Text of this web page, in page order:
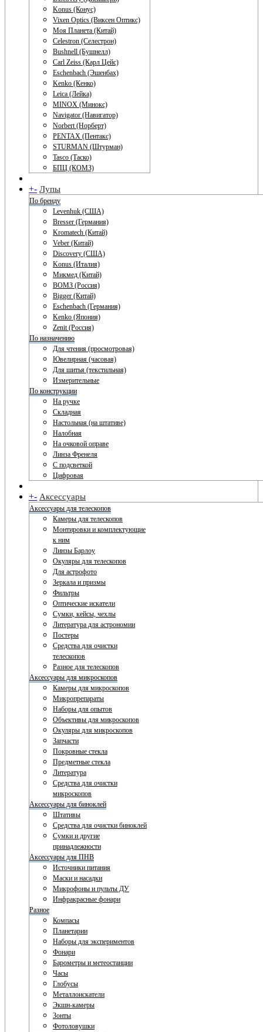
Konus (Конус)
Vixen Optics (Виксен Оптикс)
Моя Планета (Китай)
Celestron (Селестрон)
Bushnell (Бушнелл)
Carl Zeiss (Карл Цейс)
Eschenbach (Эшенбах)
Kenko (Кенко)
Leica (Лейка)
MINOX (Минокс)
Navigator (Навигатор)
Norbert (Норберт)
PENTAX (Пентакс)
STURMAN (Штурман)
Tasco (Таско)
БПЦ (КОМЗ)
+- Лупы
По бренду
Levenhuk (США)
Bresser (Германия)
Kromatech (Китай)
Veber (Китай)
Discovery (США)
Konus (Италия)
Микмед (Китай)
ВОМЗ (Россия)
Bigger (Китай)
Eschenbach (Германия)
Kenko (Япония)
Zenit (Россия)
По назначению
Для чтения (просмотровая)
Ювелирная (часовая)
Для шитья (текстильная)
Измерительные
По конструкции
На ручке
Складная
Настольная (на штативе)
Налобная
На очковой оправе
Линза Френеля
С подсветкой
Цифровая
+- Аксессуары
Аксессуары для телескопов
Камеры для телескопов
Монтировки и комплектующие
к ним
Линзы Барлоу
Окуляры для телескопов
Для астрофото
Зеркала и призмы
Фильтры
Оптические искатели
Сумки, кейсы, чехлы
Литература для астрономии
Постеры
Средства для очистки
телескопов
Разное для телескопов
Аксессуары для микроскопов
Камеры для микроскопов
Микропрепараты
Наборы для опытов
Объективы для микроскопов
Окуляры для микроскопов
Запчасти
Покровные стекла
Предметные стекла
Литература
Средства для очистки
микроскопов
Аксессуары для биноклей
Штативы
Средства для очистки биноклей
Сумки и другие
принадлежности
Аксессуары для ПНВ
Источники питания
Маски и насадки
Микрофоны и пульты ДУ
Инфракрасные фонари
Разное
Компасы
Планетарии
Наборы для экспериментов
Фонари
Барометры и метеостанции
Часы
Глобусы
Металлоискатели
Экшн-камеры
Зонты
Фотоловушки